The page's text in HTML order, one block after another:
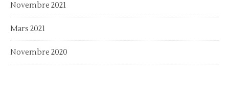
Novembre 2021
Mars 2021
Novembre 2020